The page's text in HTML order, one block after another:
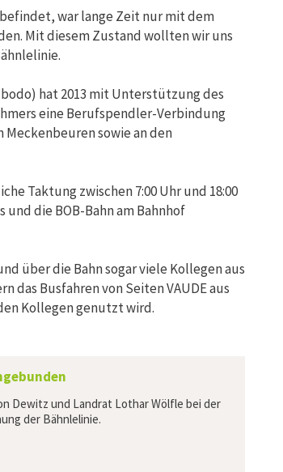
war lange Zeit nur mit dem
Mit diesem Zustand wollten wir uns
hat 2013 mit Unterstützung des
eine Berufspendler-Verbindung
sowie an den
Taktung zwischen 7:00 Uhr und 18:00
die BOB-Bahn am Bahnhof
über die Bahn sogar viele Kollegen aus
das Busfahren von Seiten VAUDE aus
Kollegen genutzt wird.
Dewitz und Landrat Lothar Wölfle bei der
der Bähnlelinie.